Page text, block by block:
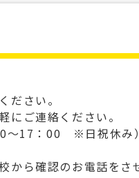
ださい。
にご連絡ください。
～17：00 ※日祝休み）
ら確認のお電話をさ